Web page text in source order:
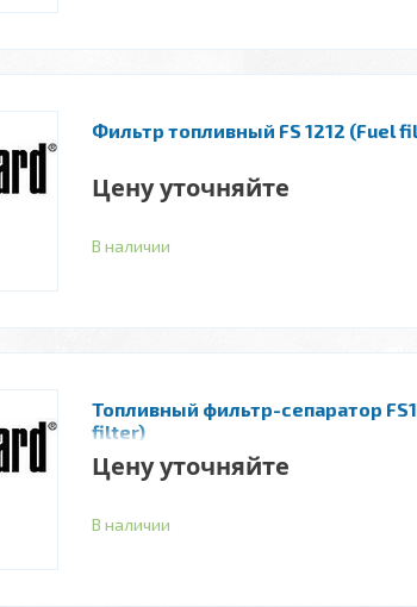
Фильтр топливный FS 1212 (Fuel
Цену уточняйте
В наличии
Топливный фильтр-сепаратор
filter)
Цену уточняйте
В наличии